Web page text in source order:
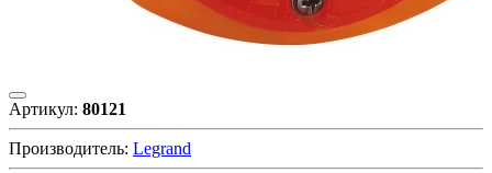
Артикул: 80121
Производитель: Legrand